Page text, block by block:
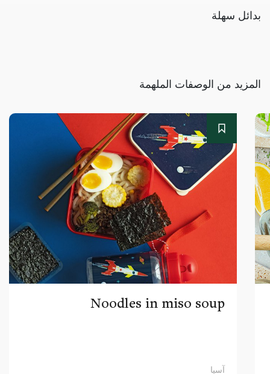
بدائل سهلة
المزيد من الوصفات الملهمة
Noodles in miso soup
آسيا